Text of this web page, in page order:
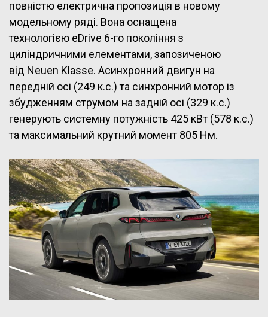
повністю електрична пропозиція в новому
модельному ряді. Вона оснащена
технологією eDrive 6-го покоління з
циліндричними елементами, запозиченою
від Neuen Klasse. Асинхронний двигун на
передній осі (249 к.с.) та синхронний мотор із
збудженням струмом на задній осі (329 к.с.)
генерують системну потужність 425 кВт (578 к.с.)
та максимальний крутний момент 805 Нм.